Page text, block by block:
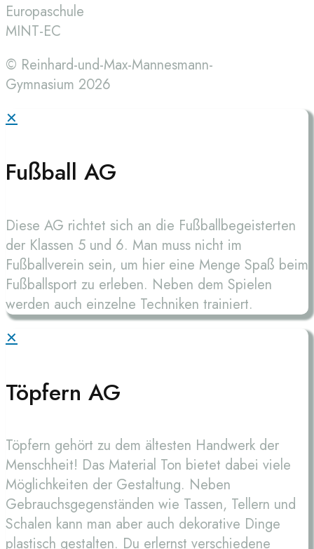
Europaschule
MINT-EC
© Reinhard-und-Max-Mannesmann-
Gymnasium 2026
✕
Fußball AG
Diese AG richtet sich an die Fußballbegeisterten
der Klassen 5 und 6. Man muss nicht im
Fußballverein sein, um hier eine Menge Spaß beim
Fußballsport zu erleben. Neben dem Spielen
werden auch einzelne Techniken trainiert.
✕
Töpfern AG
Töpfern gehört zu dem ältesten Handwerk der
Menschheit! Das Material Ton bietet dabei viele
Möglichkeiten der Gestaltung. Neben
Gebrauchsgegenständen wie Tassen, Tellern und
Schalen kann man aber auch dekorative Dinge
plastisch gestalten. Du erlernst verschiedene